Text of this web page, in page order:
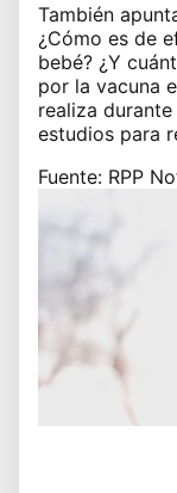
También
¿Cómo es de
bebé? ¿Y
por la vacuna
realiza
estudios para
Fuente: RPP